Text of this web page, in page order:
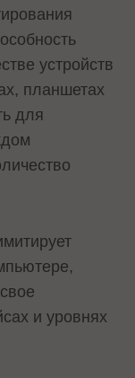
устройств
планшетах
для
и уровнях